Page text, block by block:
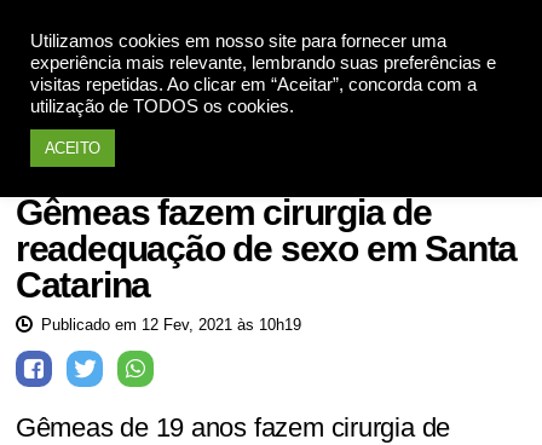
Utilizamos cookies em nosso site para fornecer uma
experiência mais relevante, lembrando suas preferências e
visitas repetidas. Ao clicar em “Aceitar”, concorda com a
utilização de TODOS os cookies.
ACEITO
Saúde
Gêmeas fazem cirurgia de
readequação de sexo em Santa
Catarina
Publicado em 12 Fev, 2021 às 10h19
Gêmeas de 19 anos fazem cirurgia de